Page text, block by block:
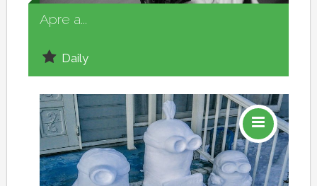
Apre a...
Daily